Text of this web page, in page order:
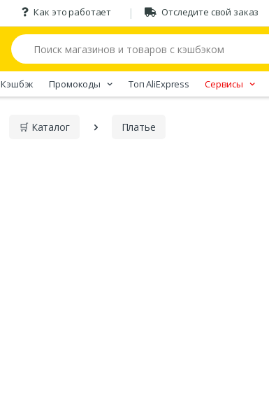
Как это работает Отследите свой заказ
Кэшбэк Промокоды Tоп AliExpress Сервисы
🛒 Каталог Платье